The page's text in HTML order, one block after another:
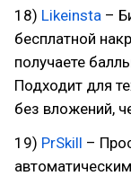
18) Likeinsta –
бесплатной
получаете
Подходит для
без вложений,
19) PrSkill –